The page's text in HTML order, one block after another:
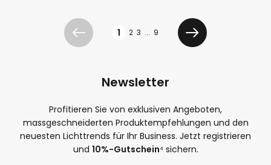
Zurück 1 2 3 ... 9
Weiter
Newsletter
Profitieren Sie von exklusiven Angeboten,
massgeschneiderten Produktempfehlungen und den
neuesten Lichttrends für Ihr Business. Jetzt registrieren
und 10%-Gutschein⁴ sichern.